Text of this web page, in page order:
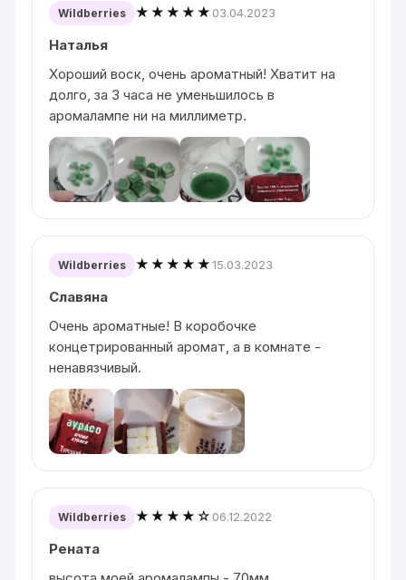
Wildberries ★★★★★ 03.04.2023
Наталья
Хороший воск, очень ароматный! Хватит на
долго, за 3 часа не уменьшилось в
аромалампе ни на миллиметр.
Wildberries ★★★★★15.03.2023
Славяна
Очень ароматные! В коробочке
концетрированный аромат, а в комнате -
ненавязчивый.
Wildberries ★★★★☆ 06.12.2022
Рената